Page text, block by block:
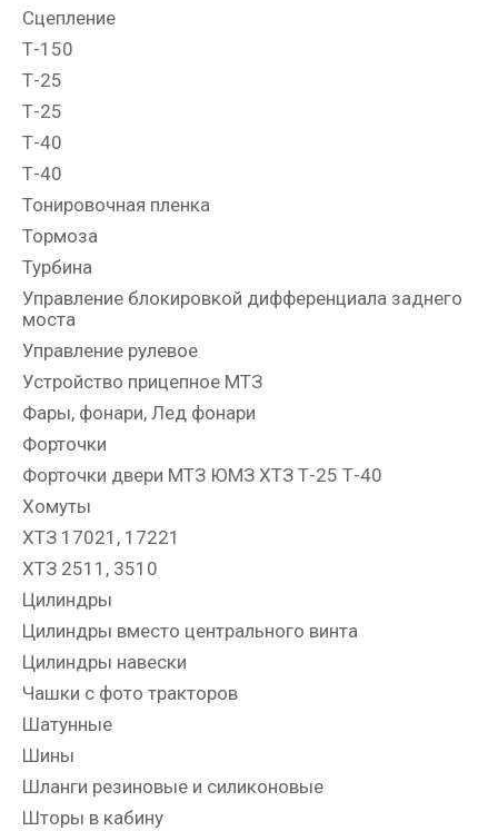
Сцепление
Т-150
Т-25
Т-25
Т-40
Т-40
Тонировочная пленка
Тормоза
Турбина
Управление блокировкой дифференциала заднего
моста
Управление рулевое
Устройство прицепное МТЗ
Фары, фонари, Лед фонари
Форточки
Форточки двери МТЗ ЮМЗ ХТЗ Т-25 Т-40
Хомуты
ХТЗ 17021, 17221
ХТЗ 2511, 3510
Цилиндры
Цилиндры вместо центрального винта
Цилиндры навески
Чашки с фото тракторов
Шатунные
Шины
Шланги резиновые и силиконовые
Шторы в кабину